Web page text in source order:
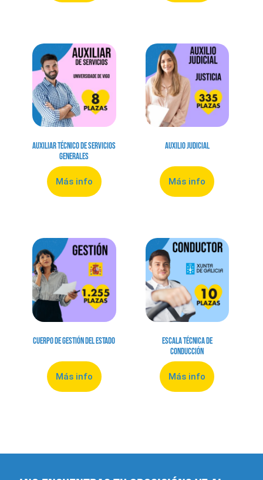
Auxiliar Técnico de Servicios
Generales
Más info
Auxilio Judicial
Más info
Cuerpo de Gestión del Estado
Más info
Escala Técnica de
Conducción
Más info